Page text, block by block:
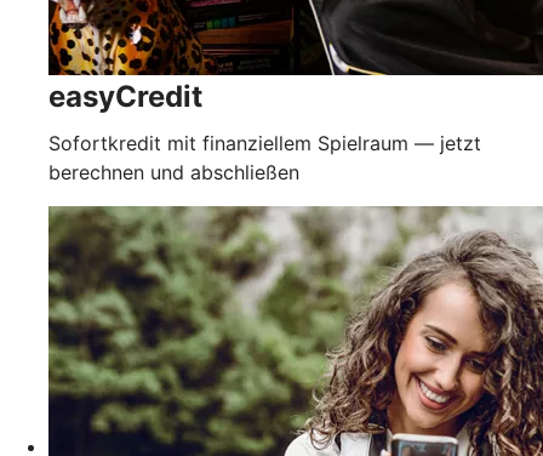
easyCredit
Sofortkredit mit finanziellem Spielraum — jetzt
berechnen und abschließen